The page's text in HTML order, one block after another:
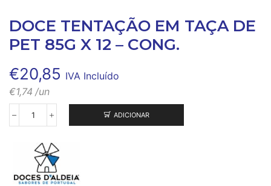
DOCE TENTAÇÃO EM TAÇA DE
PET 85G X 12 – CONG.
€20,85 IVA Incluído
€1,74 /un
Quantidade
Doce
Tentação
em
taça
ADICIONAR